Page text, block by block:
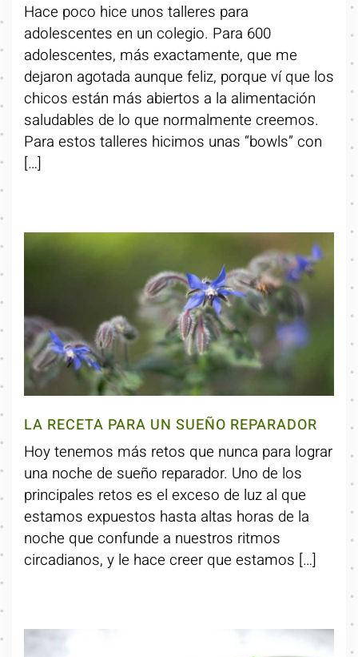
Hace poco hice unos talleres para
adolescentes en un colegio. Para 600
adolescentes, más exactamente, que me
dejaron agotada aunque feliz, porque ví que los
chicos están más abiertos a la alimentación
saludables de lo que normalmente creemos.
Para estos talleres hicimos unas “bowls” con
[…]
LA RECETA PARA UN SUEÑO REPARADOR
Hoy tenemos más retos que nunca para lograr
una noche de sueño reparador. Uno de los
principales retos es el exceso de luz al que
estamos expuestos hasta altas horas de la
noche que confunde a nuestros ritmos
circadianos, y le hace creer que estamos […]